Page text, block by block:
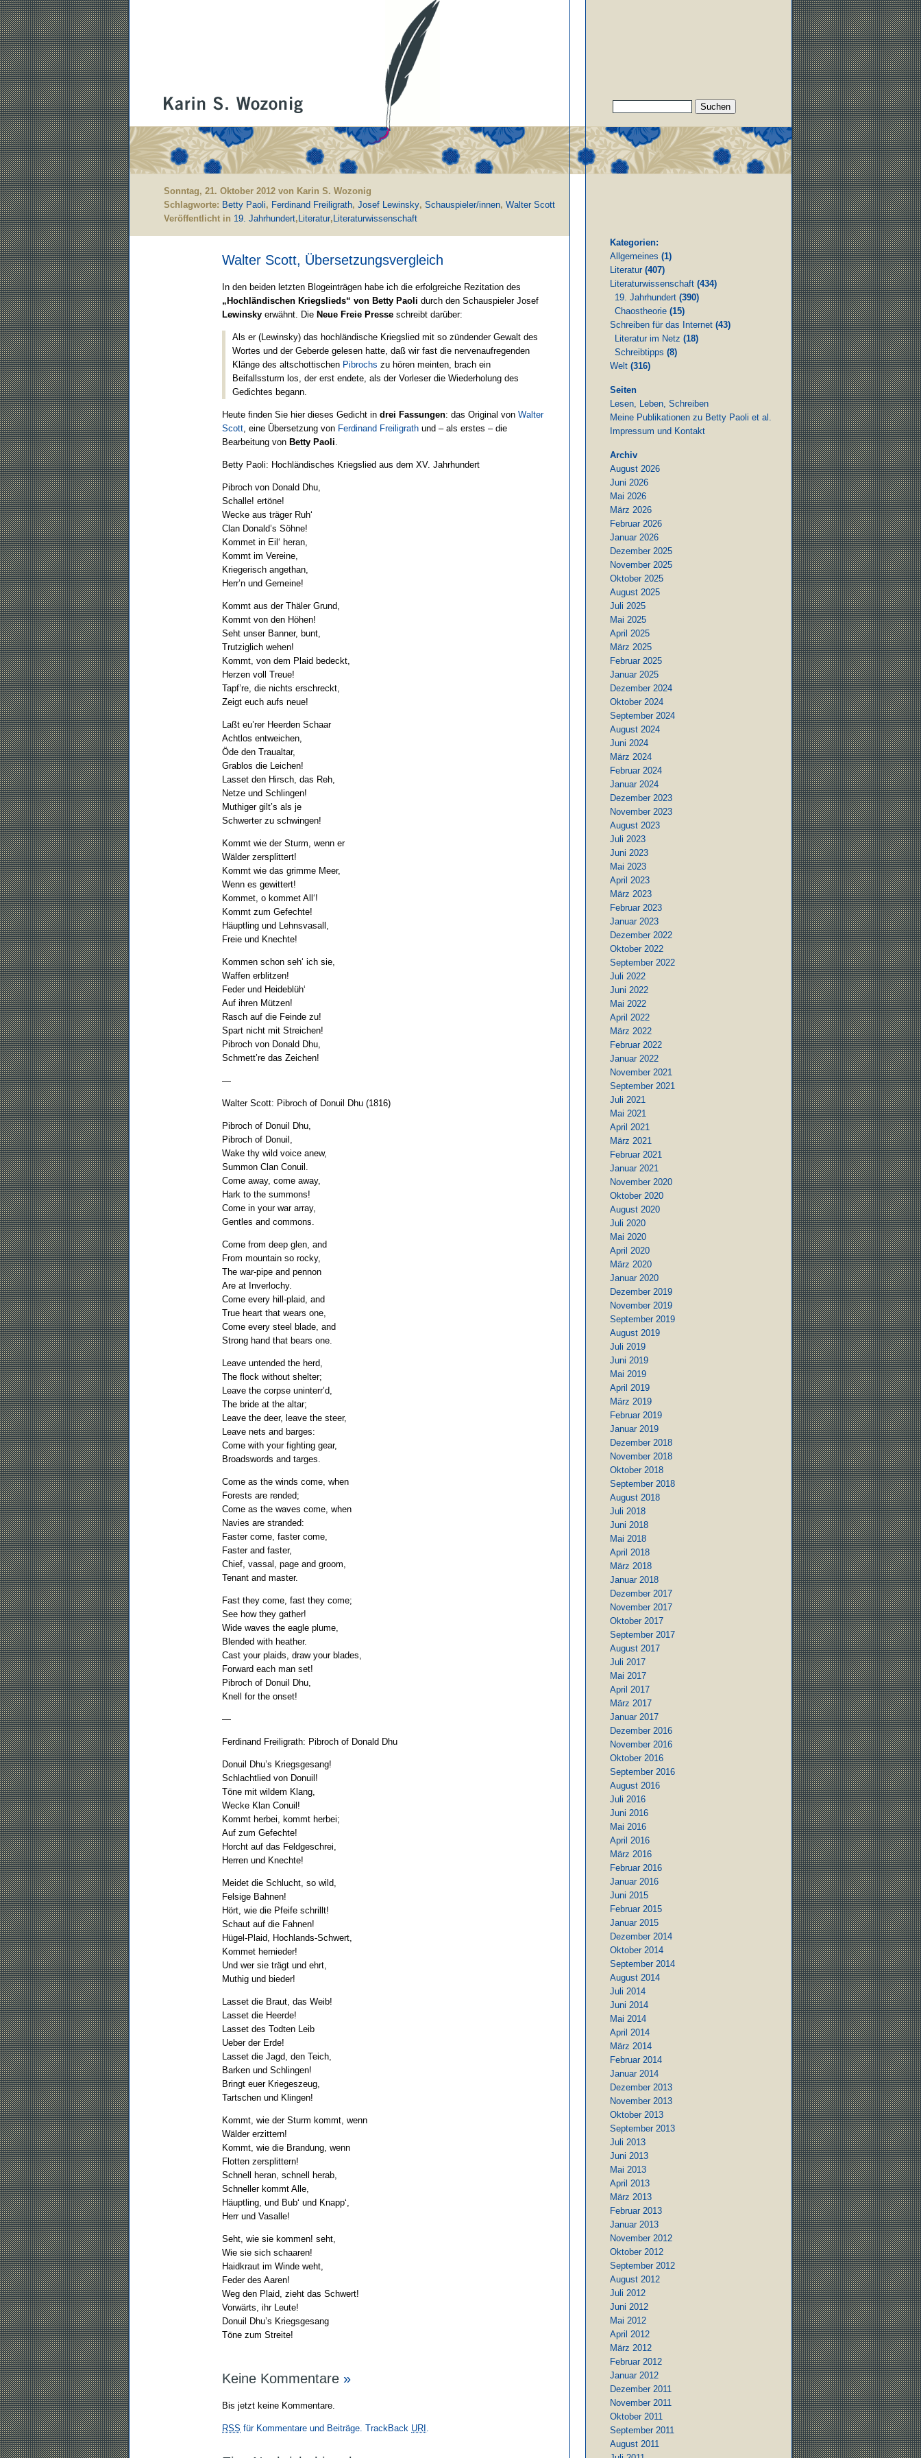
Sonntag, 21. Oktober 2012 von Karin S. Wozonig
Schlagworte: Betty Paoli, Ferdinand Freiligrath, Josef Lewinsky, Schauspieler/innen, Walter Scott
Veröffentlicht in 19. Jahrhundert, Literatur, Literaturwissenschaft
Walter Scott, Übersetzungsvergleich
In den beiden letzten Blogeinträgen habe ich die erfolgreiche Rezitation des
„Hochländischen Kriegslieds“ von Betty Paoli durch den Schauspieler Josef
Lewinsky erwähnt. Die Neue Freie Presse schreibt darüber:
Als er (Lewinsky) das hochländische Kriegslied mit so zündender Gewalt des
Wortes und der Geberde gelesen hatte, daß wir fast die nervenaufregenden
Klänge des altschottischen Pibrochs zu hören meinten, brach ein
Beifallssturm los, der erst endete, als der Vorleser die Wiederholung des
Gedichtes begann.
Heute finden Sie hier dieses Gedicht in drei Fassungen: das Original von Walter
Scott, eine Übersetzung von Ferdinand Freiligrath und – als erstes – die
Bearbeitung von Betty Paoli.
Betty Paoli: Hochländisches Kriegslied aus dem XV. Jahrhundert
Pibroch von Donald Dhu,
Schalle! ertöne!
Wecke aus träger Ruh‘
Clan Donald’s Söhne!
Kommet in Eil‘ heran,
Kommt im Vereine,
Kriegerisch angethan,
Herr’n und Gemeine!
Kommt aus der Thäler Grund,
Kommt von den Höhen!
Seht unser Banner, bunt,
Trutziglich wehen!
Kommt, von dem Plaid bedeckt,
Herzen voll Treue!
Tapf’re, die nichts erschreckt,
Zeigt euch aufs neue!
Laßt eu’rer Heerden Schaar
Achtlos entweichen,
Öde den Traualtar,
Grablos die Leichen!
Lasset den Hirsch, das Reh,
Netze und Schlingen!
Muthiger gilt’s als je
Schwerter zu schwingen!
Kommt wie der Sturm, wenn er
Wälder zersplittert!
Kommt wie das grimme Meer,
Wenn es gewittert!
Kommet, o kommet All‘!
Kommt zum Gefechte!
Häuptling und Lehnsvasall,
Freie und Knechte!
Kommen schon seh‘ ich sie,
Waffen erblitzen!
Feder und Heideblüh‘
Auf ihren Mützen!
Rasch auf die Feinde zu!
Spart nicht mit Streichen!
Pibroch von Donald Dhu,
Schmett’re das Zeichen!
—
Walter Scott: Pibroch of Donuil Dhu (1816)
Pibroch of Donuil Dhu,
Pibroch of Donuil,
Wake thy wild voice anew,
Summon Clan Conuil.
Come away, come away,
Hark to the summons!
Come in your war array,
Gentles and commons.
Come from deep glen, and
From mountain so rocky,
The war-pipe and pennon
Are at Inverlochy.
Come every hill-plaid, and
True heart that wears one,
Come every steel blade, and
Strong hand that bears one.
Leave untended the herd,
The flock without shelter;
Leave the corpse uninterr’d,
The bride at the altar;
Leave the deer, leave the steer,
Leave nets and barges:
Come with your fighting gear,
Broadswords and targes.
Come as the winds come, when
Forests are rended;
Come as the waves come, when
Navies are stranded:
Faster come, faster come,
Faster and faster,
Chief, vassal, page and groom,
Tenant and master.
Fast they come, fast they come;
See how they gather!
Wide waves the eagle plume,
Blended with heather.
Cast your plaids, draw your blades,
Forward each man set!
Pibroch of Donuil Dhu,
Knell for the onset!
—
Ferdinand Freiligrath: Pibroch of Donald Dhu
Donuil Dhu’s Kriegsgesang!
Schlachtlied von Donuil!
Töne mit wildem Klang,
Wecke Klan Conuil!
Kommt herbei, kommt herbei;
Auf zum Gefechte!
Horcht auf das Feldgeschrei,
Herren und Knechte!
Meidet die Schlucht, so wild,
Felsige Bahnen!
Hört, wie die Pfeife schrillt!
Schaut auf die Fahnen!
Hügel-Plaid, Hochlands-Schwert,
Kommet hernieder!
Und wer sie trägt und ehrt,
Muthig und bieder!
Lasset die Braut, das Weib!
Lasset die Heerde!
Lasset des Todten Leib
Ueber der Erde!
Lasset die Jagd, den Teich,
Barken und Schlingen!
Bringt euer Kriegeszeug,
Tartschen und Klingen!
Kommt, wie der Sturm kommt, wenn
Wälder erzittern!
Kommt, wie die Brandung, wenn
Flotten zersplittern!
Schnell heran, schnell herab,
Schneller kommt Alle,
Häuptling, und Bub‘ und Knapp‘,
Herr und Vasalle!
Seht, wie sie kommen! seht,
Wie sie sich schaaren!
Haidkraut im Winde weht,
Feder des Aaren!
Weg den Plaid, zieht das Schwert!
Vorwärts, ihr Leute!
Donuil Dhu’s Kriegsgesang
Töne zum Streite!
Keine Kommentare »
Bis jetzt keine Kommentare.
RSS für Kommentare und Beiträge. TrackBack URI .
Kategorien:
Allgemeines (1)
Literatur (407)
Literaturwissenschaft (434)
19. Jahrhundert (390)
Chaostheorie (15)
Schreiben für das Internet (43)
Literatur im Netz (18)
Schreibtipps (8)
Welt (316)
Seiten
Lesen, Leben, Schreiben
Meine Publikationen zu Betty Paoli et al.
Impressum und Kontakt
Archiv
August 2026
Juni 2026
Mai 2026
März 2026
Februar 2026
Januar 2026
Dezember 2025
November 2025
Oktober 2025
August 2025
Juli 2025
Mai 2025
April 2025
März 2025
Februar 2025
Januar 2025
Dezember 2024
Oktober 2024
September 2024
August 2024
Juni 2024
März 2024
Februar 2024
Januar 2024
Dezember 2023
November 2023
August 2023
Juli 2023
Juni 2023
Mai 2023
April 2023
März 2023
Februar 2023
Januar 2023
Dezember 2022
Oktober 2022
September 2022
Juli 2022
Juni 2022
Mai 2022
April 2022
März 2022
Februar 2022
Januar 2022
November 2021
September 2021
Juli 2021
Mai 2021
April 2021
März 2021
Februar 2021
Januar 2021
November 2020
Oktober 2020
August 2020
Juli 2020
Mai 2020
April 2020
März 2020
Januar 2020
Dezember 2019
November 2019
September 2019
August 2019
Juli 2019
Juni 2019
Mai 2019
April 2019
März 2019
Februar 2019
Januar 2019
Dezember 2018
November 2018
Oktober 2018
September 2018
August 2018
Juli 2018
Juni 2018
Mai 2018
April 2018
März 2018
Januar 2018
Dezember 2017
November 2017
Oktober 2017
September 2017
August 2017
Juli 2017
Mai 2017
April 2017
März 2017
Januar 2017
Dezember 2016
November 2016
Oktober 2016
September 2016
August 2016
Juli 2016
Juni 2016
Mai 2016
April 2016
März 2016
Februar 2016
Januar 2016
Juni 2015
Februar 2015
Januar 2015
Dezember 2014
Oktober 2014
September 2014
August 2014
Juli 2014
Juni 2014
Mai 2014
April 2014
März 2014
Februar 2014
Januar 2014
Dezember 2013
November 2013
Oktober 2013
September 2013
Juli 2013
Juni 2013
Mai 2013
April 2013
März 2013
Februar 2013
Januar 2013
November 2012
Oktober 2012
September 2012
August 2012
Juli 2012
Juni 2012
Mai 2012
April 2012
März 2012
Februar 2012
Januar 2012
Dezember 2011
November 2011
Oktober 2011
September 2011
August 2011